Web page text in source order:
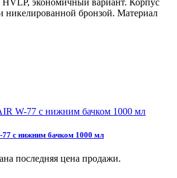
никелированной бронзой. Материал
77с нижним бачком 1000 мл
последняя цена продажи.